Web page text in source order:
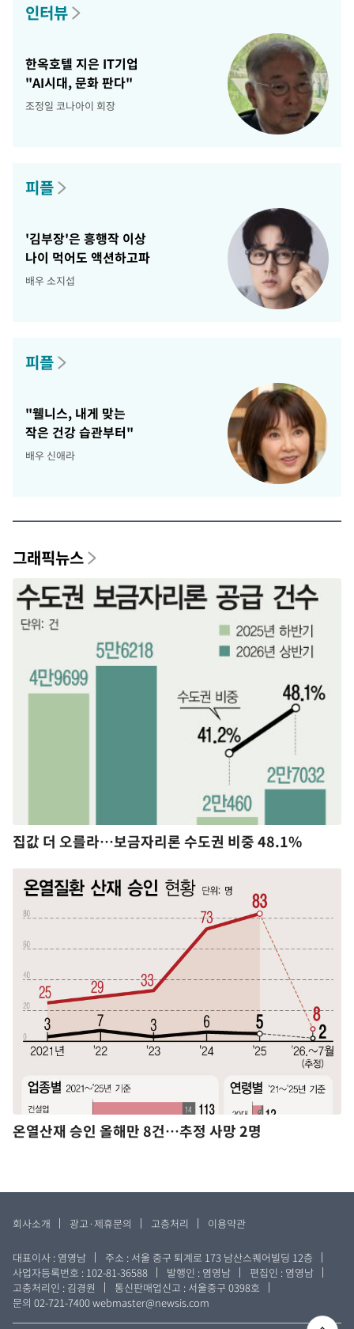
인터뷰
한옥호텔 지은 IT기업
"AI시대, 문화 판다"
조정일 코나아이 회장
피플
'김부장'은 흥행작 이상
나이 먹어도 액션하고파
배우 소지섭
피플
"웰니스, 내게 맞는
작은 건강 습관부터"
배우 신애라
그래픽뉴스
집값 더 오를라…보금자리론 수도권 비중 48.1%
온열산재 승인 올해만 8건…추정 사망 2명
회사소개 광고·제휴문의 고층처리 이용약관
대표이사 : 염영남
주소 : 서울 중구 퇴계로 173 남산스퀘어빌딩 12층
사업자등록번호 : 102-81-36588
발행인 : 염영남
편집인 : 염영남
고충처리인 : 김경원
통신판매업신고 : 서울중구 0398호
문의 02-721-7400webmaster@newsis.com